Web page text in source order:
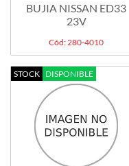
BUJIA NISSAN ED33
23V
Cód: 280-4010
STOCK DISPONIBLE